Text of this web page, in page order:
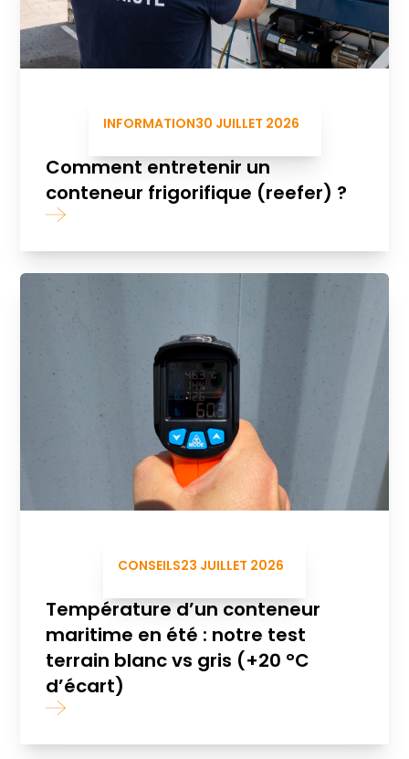
INFORMATION30 JUILLET 2026
Comment entretenir un
conteneur frigorifique (reefer) ?
CONSEILS23 JUILLET 2026
Température d’un conteneur
maritime en été : notre test
terrain blanc vs gris (+20 °C
d’écart)